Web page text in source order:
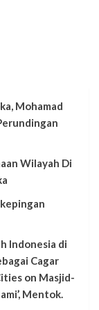
Mohamad
Wilayah Di
Indonesia di
Cagar
on Masjid-
Mentok.